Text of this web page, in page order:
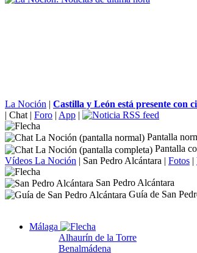
La Noción | Castilla y León está presente con
| Chat | Foro | App |
Pantalla
Pantalla
Vídeos La Noción | San Pedro Alcántara | Fotos |
San Pedro Alcántara
Guía de San
Málaga
Alhaurín de la Torre
Benalmádena